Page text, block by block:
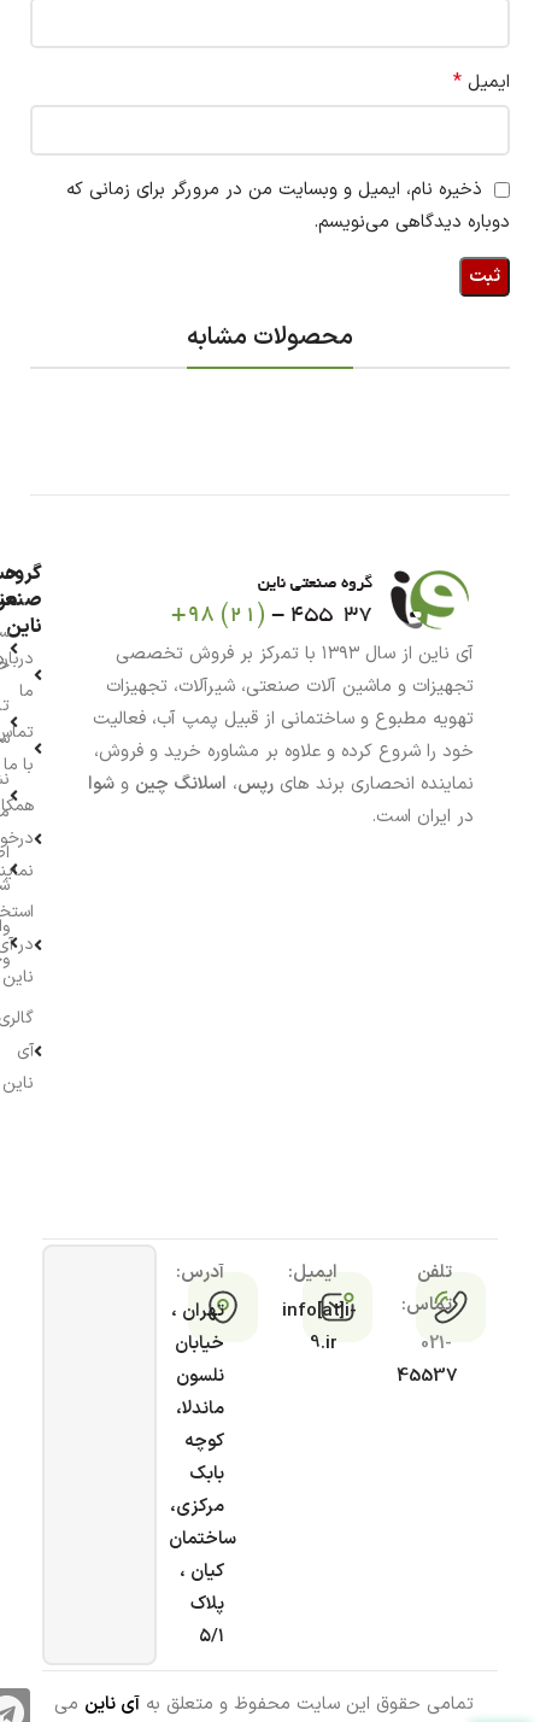
ایمیل *
ذخیره نام، ایمیل و وبسایت من در مرورگر برای زمانی که
دوباره دیدگاهی می‌نویسم.
محصولات مشابه
آی ناین از سال ۱۳۹۳ با تمرکز بر فروش تخصصی
تجهیزات و ماشین آلات صنعتی، شیرآلات، تجهیزات
تهویه مطبوع و ساختمانی از قبیل پمپ آب، فعالیت
خود را شروع کرده و علاوه بر مشاوره خرید و فروش،
نماینده انحصاری برند های رپس، اسلانگ چین و شوا
در ایران است.
گروه
ناین
ما
با ما
در
ناین
آی
ناین
تلفن
تماس:
021-
45537
ایمیل:
info[at]i-
9.ir
آدرس:
تهران ،
خیابان
نلسون
ماندلا،
کوچه
بابک
مرکزی،
ساختمان
کیان ،
پلاک
۵/۱
تمامی حقوق این سایت محفوظ و متعلق به آی ناین می